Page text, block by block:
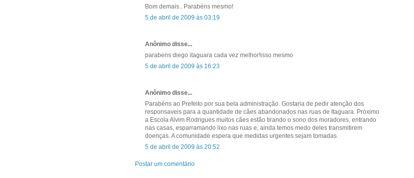
Bom demais.. Parabéns mesmo!
5 de abril de 2009 às 03:19
Anônimo disse...
parabens diego itaguara cada vez melhor!isso mesmo
5 de abril de 2009 às 16:23
Anônimo disse...
Parabéns ao Prefeito por sua bela administração. Gostaria de pedir atenção dos
responsaveis para a quantidade de cães abandonados nas ruas de Itaguara. Próximo
a Escola Alvim Rodrigues muitos cães estão tirando o sono dos moradores, entrando
nas casas, esparramando lixo nas ruas e, ainda temos medo deles transmitirem
doenças. A comunidade espera que medidas urgentes sejam tomadas.
5 de abril de 2009 às 20:52
Postar um comentário